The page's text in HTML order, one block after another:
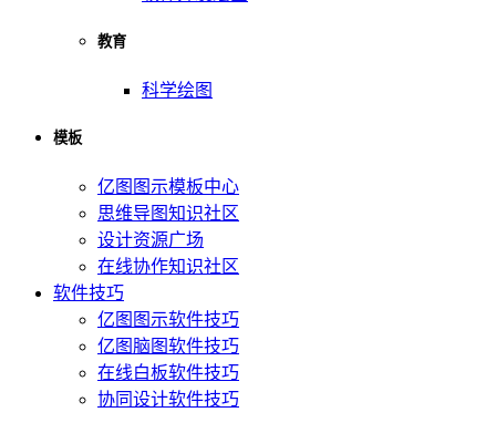
教育
科学绘图
模板
亿图图示模板中心
思维导图知识社区
设计资源广场
在线协作知识社区
软件技巧
亿图图示软件技巧
亿图脑图软件技巧
在线白板软件技巧
协同设计软件技巧